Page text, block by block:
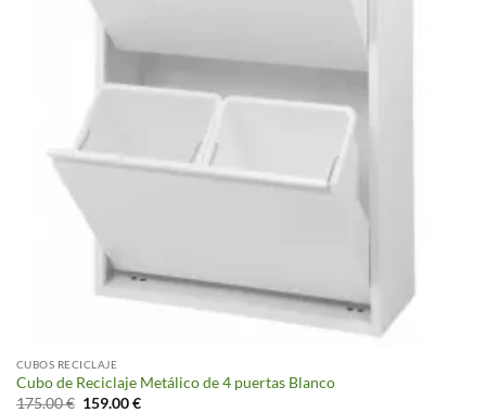
CUBOS RECICLAJE
Cubo de Reciclaje Metálico de 4 puertas Blanco
175.00€ El
159.00€El